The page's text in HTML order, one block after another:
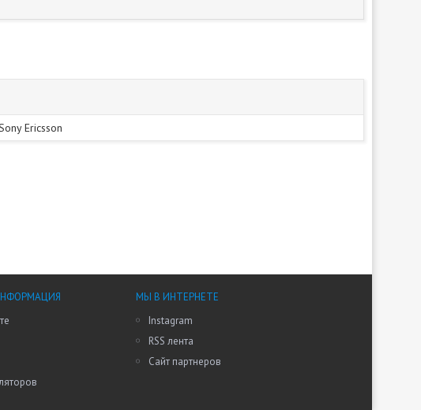
Ericsson
МЫ В ИНТЕРНЕТЕ
Instagram
RSS лента
Сайт партнеров